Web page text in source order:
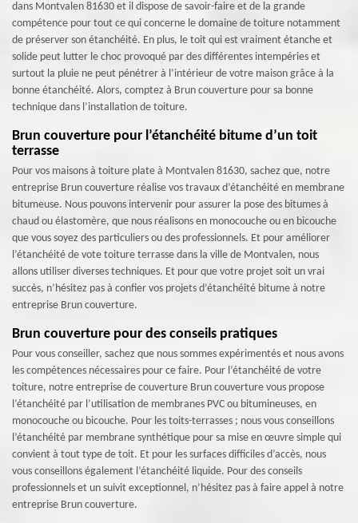
dans Montvalen 81630 et il dispose de savoir-faire et de la grande
compétence pour tout ce qui concerne le domaine de toiture notamment
de préserver son étanchéité. En plus, le toit qui est vraiment étanche et
solide peut lutter le choc provoqué par des différentes intempéries et
surtout la pluie ne peut pénétrer à l’intérieur de votre maison grâce à la
bonne étanchéité. Alors, comptez à Brun couverture pour sa bonne
technique dans l’installation de toiture.
Brun couverture pour l’étanchéité bitume d’un toit
terrasse
Pour vos maisons à toiture plate à Montvalen 81630, sachez que, notre
entreprise Brun couverture réalise vos travaux d’étanchéité en membrane
bitumeuse. Nous pouvons intervenir pour assurer la pose des bitumes à
chaud ou élastomère, que nous réalisons en monocouche ou en bicouche
que vous soyez des particuliers ou des professionnels. Et pour améliorer
l’étanchéité de vote toiture terrasse dans la ville de Montvalen, nous
allons utiliser diverses techniques. Et pour que votre projet soit un vrai
succès, n’hésitez pas à confier vos projets d’étanchéité bitume à notre
entreprise Brun couverture.
Brun couverture pour des conseils pratiques
Pour vous conseiller, sachez que nous sommes expérimentés et nous avons
les compétences nécessaires pour ce faire. Pour l’étanchéité de votre
toiture, notre entreprise de couverture Brun couverture vous propose
l’étanchéité par l’utilisation de membranes PVC ou bitumineuses, en
monocouche ou bicouche. Pour les toits-terrasses ; nous vous conseillons
l’étanchéité par membrane synthétique pour sa mise en œuvre simple qui
convient à tout type de toit. Et pour les surfaces difficiles d’accès, nous
vous conseillons également l’étanchéité liquide. Pour des conseils
professionnels et un suivit exceptionnel, n’hésitez pas à faire appel à notre
entreprise Brun couverture.